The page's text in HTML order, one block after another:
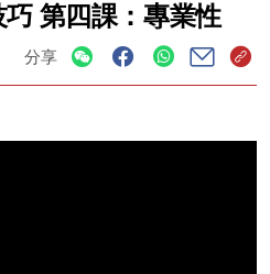
第四課：專業性
分享